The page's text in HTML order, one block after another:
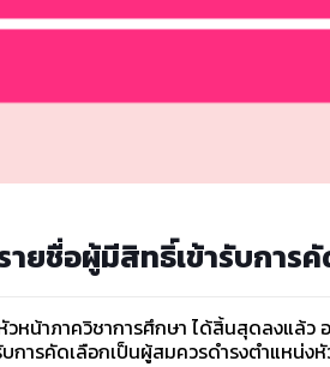
ายชื่อผู้มีสิทธิ์เข้ารับการ
วหน้าภาควิชาการศึกษา ได้สิ้นสุดลงแล้
การคัดเลือกเป็นผู้สมควรดำรงตำแหน่ง